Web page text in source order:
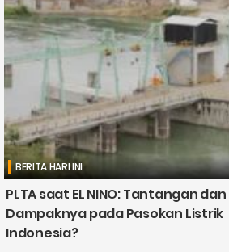
BERITA HARI INI
PLTA saat EL NINO: Tantangan dan
Dampaknya pada Pasokan Listrik
Indonesia?